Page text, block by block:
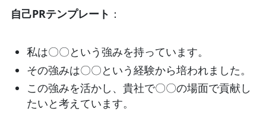
自己PRテンプレート ：
私は〇〇という強みを持っています。
その強みは〇〇という経験から培われました。
この強みを活かし、貴社で〇〇の場面で貢献し
たいと考えています。